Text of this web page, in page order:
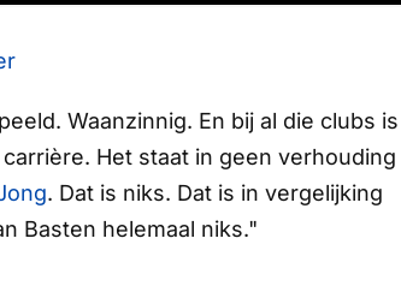
Waanzinnig. En bij al die clubs is
Het staat in geen verhouding
. Dat is niks. Dat is in vergelijking
Basten helemaal niks."